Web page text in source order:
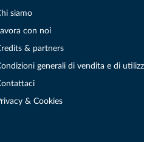
siamo
con noi
& partners
generali di vendita e di
& Cookies